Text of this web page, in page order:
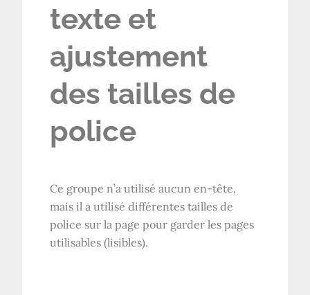
texte et
ajustement
des tailles de
police
Ce groupe n’a utilisé aucun en-tête,
mais il a utilisé différentes tailles de
police sur la page pour garder les pages
utilisables (lisibles).